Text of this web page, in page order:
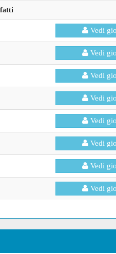
Vedi
Vedi
Vedi
Vedi
Vedi
Vedi
Vedi
Vedi